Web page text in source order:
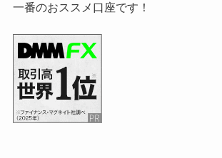
一番のおススメ口座です！